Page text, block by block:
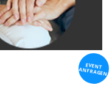
und Menschlichkeit